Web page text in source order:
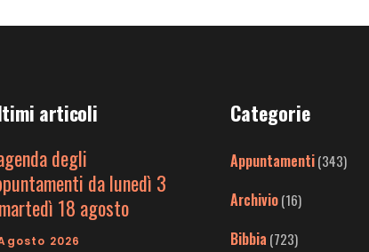
articoli
degli
da lunedì 3
18 agosto
2026
Categorie
Appuntamenti(343)
Archivio(16)
Bibbia (723)